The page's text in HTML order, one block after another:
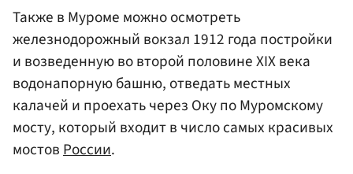
Также в Муроме можно осмотреть
железнодорожный вокзал 1912 года постройки
и возведенную во второй половине XIX века
водонапорную башню, отведать местных
калачей и проехать через Оку по Муромскому
мосту, который входит в число самых красивых
мостовРоссии.